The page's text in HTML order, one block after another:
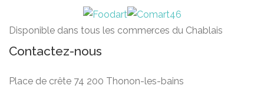
Disponible dans tous les commerces du Chablais
Contactez-nous
Place de crête 74 200 Thonon-les-bains